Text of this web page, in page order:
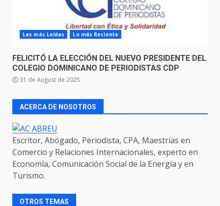
Las más Leídas Lo más Reciente
FELICITÓ LA ELECCIÓN DEL NUEVO PRESIDENTE DEL
COLEGIO DOMINICANO DE PERIODISTAS CDP
31 de August de 2025
ACERCA DE NOSOTROS
Escritor, Abogado, Periodista, CPA, Maestrías en
Comercio y Relaciones Internacionales, experto en
Economía, Comunicación Social de la Energía y en
Turismo.
OTROS TEMAS